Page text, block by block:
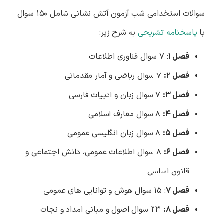
سوالات استخدامی شب آزمون آتش نشانی شامل 150 سوال
با پاسخنامه تشریحی به شرح زیر:
فصل 1 : 7 سوال فناوری اطلاعات
فصل 2:
فصل 3:
فصل 4:
فصل 5:
فصل 6:
8 سوال اطلاعات عمومی، دانش اجتماعی و
قانون اساسی
فصل 7
: 15 سوال هوش و توانایی های عمومی
فصل 8: